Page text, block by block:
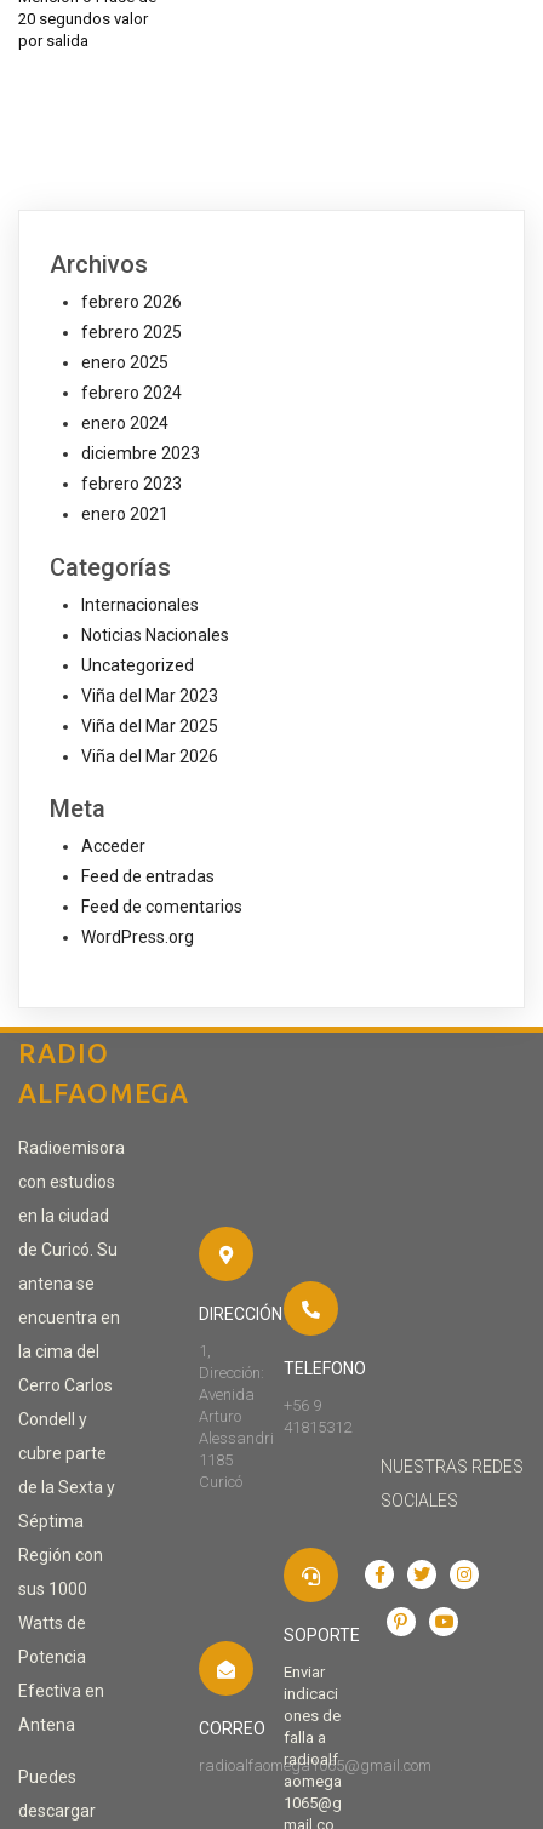
20 segundos valor
por salida
Archivos
febrero 2026
febrero 2025
enero 2025
febrero 2024
enero 2024
diciembre 2023
febrero 2023
enero 2021
Categorías
Internacionales
Noticias Nacionales
Uncategorized
Viña del Mar 2023
Viña del Mar 2025
Viña del Mar 2026
Meta
Acceder
Feed de entradas
Feed de comentarios
WordPress.org
RADIO
ALFAOMEGA
Radioemisora
con estudios
en la ciudad
de Curicó. Su
antena se
encuentra en
la cima del
Cerro Carlos
Condell y
cubre parte
de la Sexta y
Séptima
Región con
sus 1000
Watts de
Potencia
Efectiva en
Antena
Puedes
descargar
DIRECCIÓN
1,
Dirección:
Avenida
Arturo
Alessandri
1185
Curicó
TELEFONO
+56 9
41815312
CORREO
radioalfaomega1065@gmail.com
SOPORTE
Enviar
indicaci
ones de
falla a
radioalf
aomega
1065@g
mail.co
NUESTRAS REDES
SOCIALES